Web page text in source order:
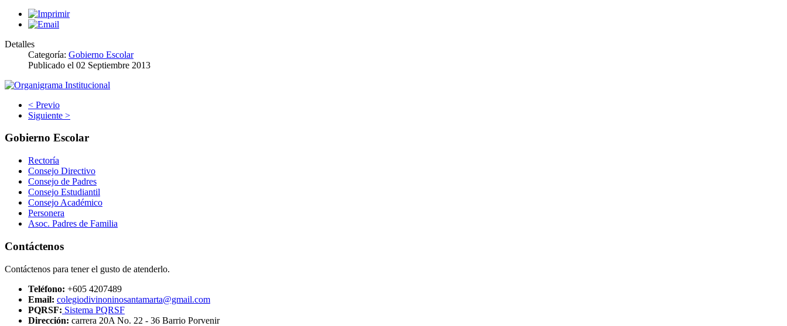
Detalles
Categoría: Gobierno Escolar
Publicado el 02 Septiembre 2013
< Previo
Siguiente >
Gobierno Escolar
Rectoría
Consejo Directivo
Consejo de Padres
Consejo Estudiantil
Consejo Académico
Personera
Asoc. Padres de Familia
Contáctenos
Contáctenos para tener el gusto de atenderlo.
Teléfono: +605 4207489
Email: colegiodivinoninosantamarta@gmail.com
PQRSF: Sistema PQRSF
Dirección: carrera 20A No. 22 - 36 Barrio Porvenir